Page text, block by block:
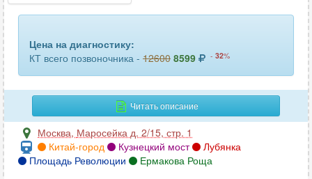
Цена на диагностику:
КТ всего позвоночника - 12600 8599 - 32%
Читать описание
Москва, Маросейка д. 2/15, стр. 1
Китай-город
Кузнецкий мост
Лубянка
Площадь Революции
Ермакова Роща